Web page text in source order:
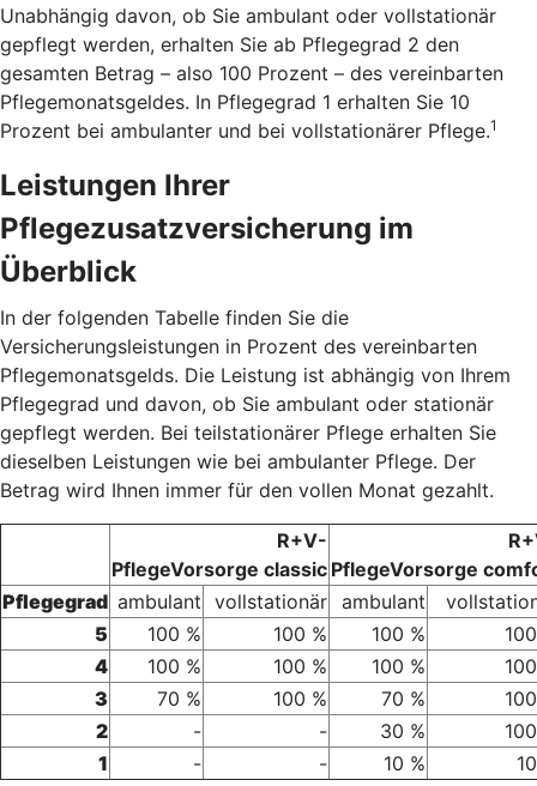
Unabhängig davon, ob Sie ambulant oder vollstationär
gepflegt werden, erhalten Sie ab Pflegegrad 2 den
gesamten Betrag – also 100 Prozent – des vereinbarten
Pflegemonatsgeldes. In Pflegegrad 1 erhalten Sie 10
Prozent bei ambulanter und bei vollstationärer Pflege.1
Leistungen Ihrer
Pflegezusatzversicherung im
Überblick
In der folgenden Tabelle finden Sie die
Versicherungsleistungen in Prozent des vereinbarten
Pflegemonatsgelds. Die Leistung ist abhängig von Ihrem
Pflegegrad und davon, ob Sie ambulant oder stationär
gepflegt werden. Bei teilstationärer Pflege erhalten Sie
dieselben Leistungen wie bei ambulanter Pflege. Der
Betrag wird Ihnen immer für den vollen Monat gezahlt.
R+V-
PflegeVorsorge classic PflegeVorsorge
Pflegegrad ambulant vollstationär ambulant
5
100 % 100 % 100 %
4
100 % 100 % 100 %
3
70 % 100 % 70 %
2
- - 30 %
1
- - 10 %